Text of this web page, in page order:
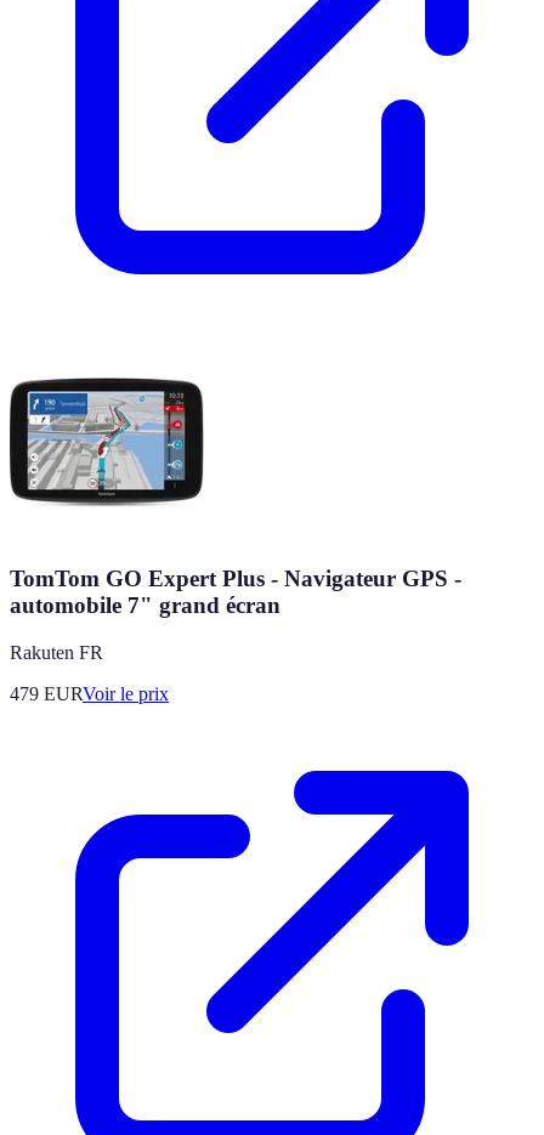
TomTom GO Expert Plus - Navigateur GPS -
automobile 7" grand écran
Rakuten FR
479 EURVoir le prix